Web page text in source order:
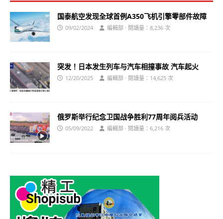
国泰航空发现全球首例A350飞机引擎零部件故障
09/02/2024 編輯部 · 閱讀量：8,236 次
突发！日本发生列车与汽车相撞事故 汽车起火
12/20/2025 編輯部 · 閱讀量：14,625 次
俄罗斯举行纪念卫国战争胜利77周年阅兵活动
05/09/2022 編輯部 · 閱讀量：6,216 次